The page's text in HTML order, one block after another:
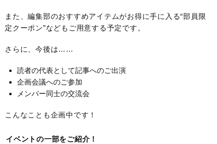
また、編集部のおすすめアイテムがお得に手に入る“部員限
定クーポン”などもご用意する予定です。
さらに、今後は……
読者の代表として記事へのご出演
企画会議へのご参加
メンバー同士の交流会
こんなことも企画中です！
イベントの一部をご紹介！